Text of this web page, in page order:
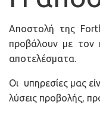
Αποστολή της
προβάλουν με τον
αποτελέσματα.
Οι υπηρεσίες μας
λύσεις προβολής,